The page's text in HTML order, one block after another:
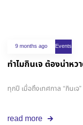
9 months ago Events
ทำไมกินเจ ต้องน่าห
ทุกปี เมื่อถึงเทศกาล “กินเ
read more